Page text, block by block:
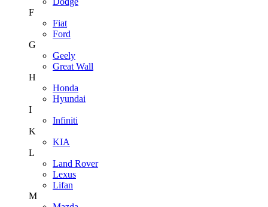
F
Fiat
Ford
G
Geely
Great Wall
H
Honda
Hyundai
I
Infiniti
K
KIA
L
Land Rover
Lexus
Lifan
M